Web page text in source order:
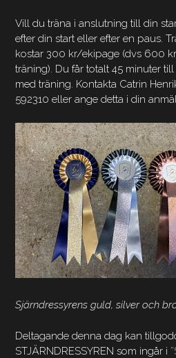
Vill du träna i anslutning till din
efter din start eller efter en paus.
kostar 300 kr/ekipage (dvs 600
träning). Du får totalt 45 minuter
med träning. Kontakta Catrin
592310 eller ange detta i din
Sjärndressyrens guld, silver och
Deltagande denna dag kan
STJÄRNDRESSYREN som ingår i